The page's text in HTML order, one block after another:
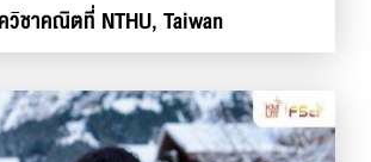
วิชาคณิตที่ NTHU, Taiwan